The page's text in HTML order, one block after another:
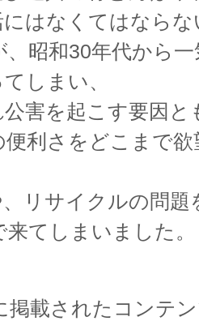
はなくてはなら
、昭和30年代から
しまい、
害を起こす要因
便利さをどこまで
リサイクルの問
てしまいました。
掲載されたコンテ